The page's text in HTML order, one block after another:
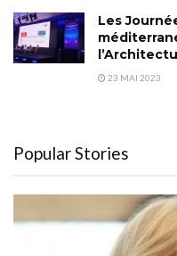
Les
23 MAI 2023
Popular Stories